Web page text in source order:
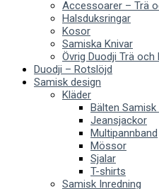
Accessoarer – Trä
Halsduksringar
Kosor
Samiska Knivar
Övrig Duodji Trä och
Duodji – Rotslöjd
Samisk design
Kläder
Bälten Samisk
Jeansjackor
Multipannband
Mössor
Sjalar
T-shirts
Samisk Inredning